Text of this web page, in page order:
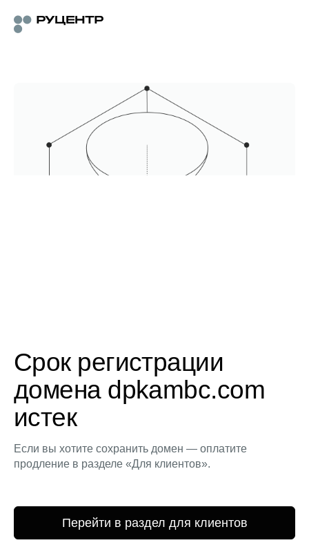
Срок регистрации
домена dpkambc.com
истек
Если вы хотите сохранить домен — оплатите
продление в разделе «Для клиентов».
Перейти в раздел для клиентов